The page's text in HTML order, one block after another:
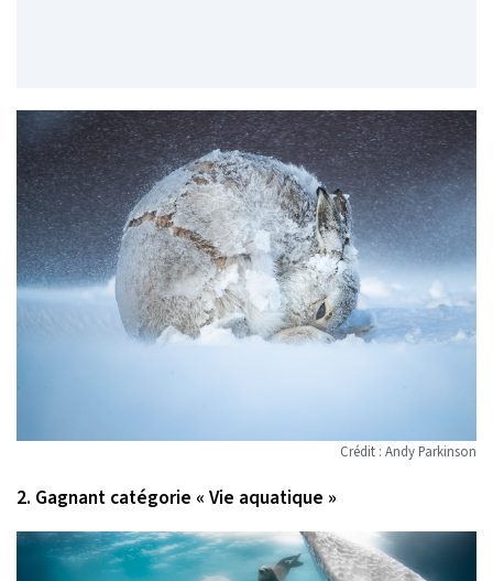
Crédit : Andy Parkinson
2. Gagnant catégorie « Vie aquatique »